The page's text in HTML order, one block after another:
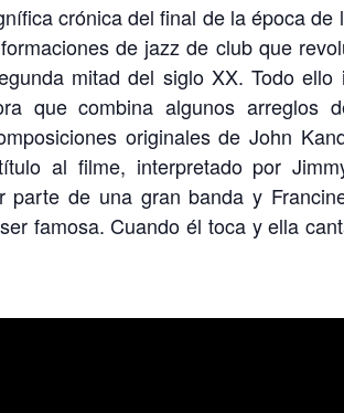
crónica del final de la época de
de jazz de club que
mitad del siglo XX. Todo ello
que combina algunos arreglos
originales de John
al filme, interpretado por
parte de una gran banda y
famosa. Cuando él toca y ella